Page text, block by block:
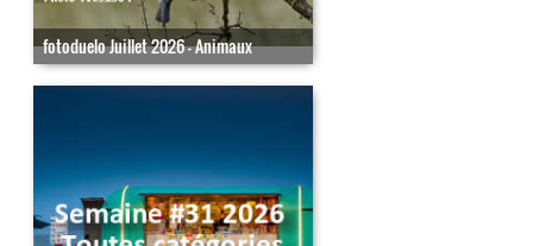
fotoduelo Juillet 2026 - Animaux